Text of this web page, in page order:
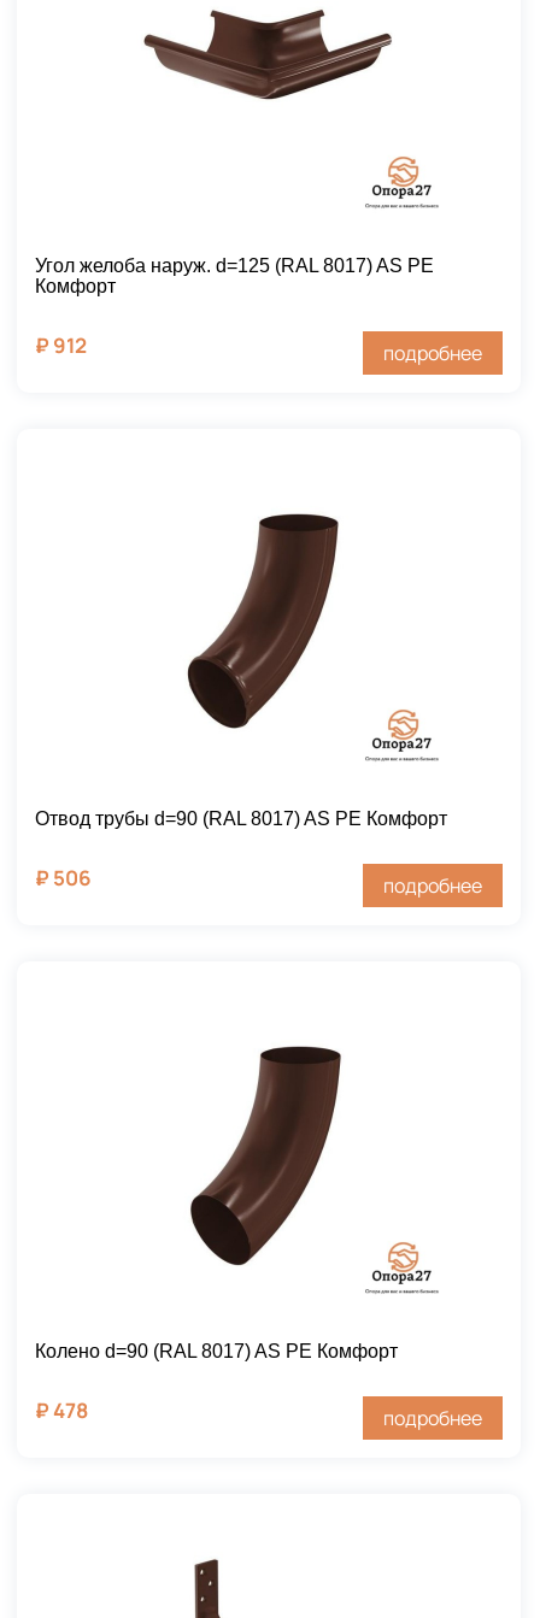
Угол желоба наруж. d=125 (RAL 8017) AS PE
Комфорт
₽ 912 подробнее
Отвод трубы d=90 (RAL 8017) AS PE Комфорт
₽ 506 подробнее
Колено d=90 (RAL 8017) AS PE Комфорт
₽478 подробнее